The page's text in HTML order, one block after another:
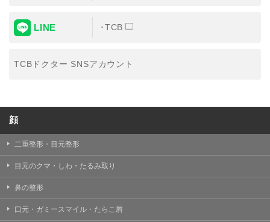
【外部委託について】
おいて、取得情報の取扱いの全部または一部を外部の業
務委託先に委託することがあります。取得情報の取り扱
TCBグループは、個人情報保護法その他の法令により認
められる場合を除き、患者様の同意なしに、取得情報を
ん。
【個人情報の開示・訂正・利用停止について】
TCBグループは、本人の申し出により個人情報に関する
開示、訂正、更新、削除、利用停止その他お問い合わせ
について、これを適切に対応します。
LINE TCB
TCBドクター SNSアカウント
顔
二重整形・目元整形
目元のクマ・しわ・たるみ取り
鼻の整形
口元・ガミースマイル・たらこ唇